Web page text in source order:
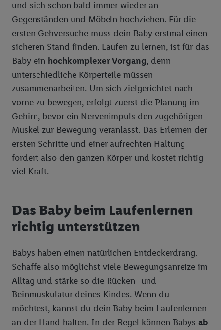
Das Handicap im Golf: Spielfreude durch Chancengleichheit
Gut aufgewärmt ist Golf noch schöner!
Schönes Spiel für alle: über den Sinn der Golf-Etikette
Raus aus dem Bunker! So gelingt der perfekte Bunkerschlag
Griff und Ballposition: Hier entscheiden Details
Golf: für Dummies
Golfen: So wird gezählt
Golf für Kinder: Mehr als nur Bewegung und frische Luft
Vorurteile adé: Darum ist Golf auch für Sie der richtige Sport -
Lidl.de
Garten Welt
Junge Familie
Größentabelle
Vegane Welt
Bioland
Bioland Eierbäuerin Groß Wüstenfelde
Bioland Gemüsebauer Oldendorf
Bioland Gemüsebauer Wessenstedt Natendorf
Bioland Milchbauern Noer
Bioland Apfelbauer Jork und Mittelnkirchen
Bioland Milchbauern Trauchgau
Bioland Milchbauer Schwabenrod
Bioland-Sortiment
Eigenmarken Food
Alkoholfreie Getränke
Freeway
Solevita
Saskia
Bier, Wein, Sekt
Bio-Produkte
Brot, Backwaren, Kuchen
Unser Brot
Feinkost, Gewürze
Fleisch-, Wurst- & Grillwaren
Metzgerfrisch
Dulano
Hygiene, Kosmetik, Körperpflege, Tücher
Kaffee, Tee, Kakao
Milch- und Molkereiprodukte
und sich schon bald immer wieder an
Gegenständen und Möbeln hochziehen. Für die
ersten Gehversuche muss dein Baby erstmal einen
sicheren Stand finden. Laufen zu lernen, ist für das
Baby ein hochkomplexer Vorgang, denn
unterschiedliche Körperteile müssen
zusammenarbeiten. Um sich zielgerichtet nach
vorne zu bewegen, erfolgt zuerst die Planung im
Gehirn, bevor ein Nervenimpuls den zugehörigen
Muskel zur Bewegung veranlasst. Das Erlernen der
ersten Schritte und einer aufrechten Haltung
fordert also den ganzen Körper und kostet richtig
viel Kraft.
Das Baby beim Laufenlernen
richtig unterstützen
Babys haben einen natürlichen Entdeckerdrang.
Schaffe also möglichst viele Bewegungsanreize im
Alltag und stärke so die Rücken- und
Beinmuskulatur deines Kindes. Wenn du
möchtest, kannst du dein Baby beim Laufenlernen
an der Hand halten. In der Regel können Babys ab